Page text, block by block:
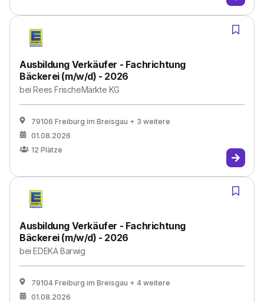
Ausbildung Verkäufer - Fachrichtung
Bäckerei (m/w/d) - 2026
beiRees FrischeMärkte KG
79106 Freiburg im Breisgau + 3 weitere
01.08.2026
12 Plätze
Ausbildung Verkäufer - Fachrichtung
Bäckerei (m/w/d) - 2026
beiEDEKA Barwig
79104 Freiburg im Breisgau + 4 weitere
01.08.2026